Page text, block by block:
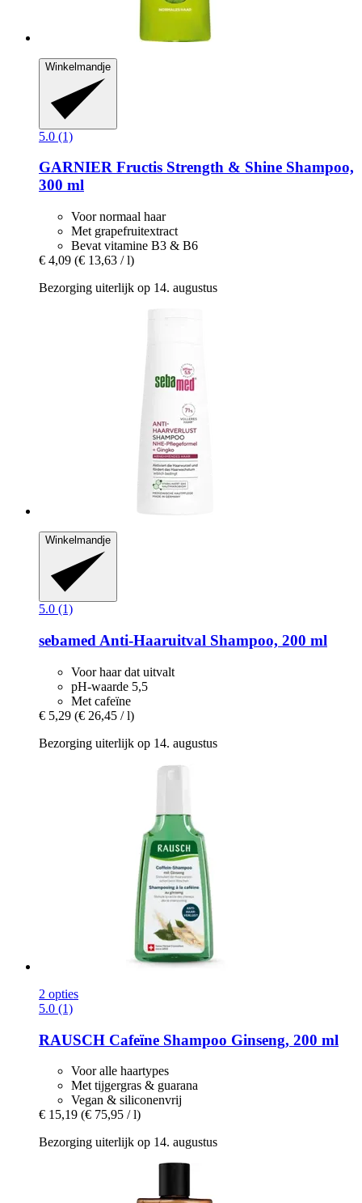
Winkelmandje
5.0 (1)
GARNIER Fructis Strength & Shine Shampoo,
300 ml
Voor normaal haar
Met grapefruitextract
Bevat vitamine B3 & B6
€ 4,09 (€ 13,63 / l)
Bezorging uiterlijk op 14. augustus
Winkelmandje
5.0 (1)
sebamed Anti-​Haaruitval Shampoo, 200 ml
Voor haar dat uitvalt
pH-waarde 5,5
Met cafeïne
€ 5,29 (€ 26,45 / l)
Bezorging uiterlijk op 14. augustus
2 opties
5.0 (1)
RAUSCH Cafeïne Shampoo Ginseng, 200 ml
Voor alle haartypes
Met tijgergras & guarana
Vegan & siliconenvrij
€ 15,19 (€ 75,95 / l)
Bezorging uiterlijk op 14. augustus